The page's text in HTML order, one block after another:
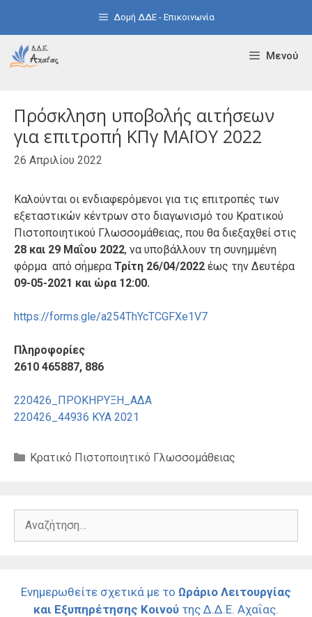
Δομή ΔΔΕ - Επικοινωνία
Μενού
Πρόσκληση υποβολής αιτήσεων
για επιτροπή ΚΠγ ΜΑΪΟΥ 2022
26 Απριλίου 2022
Καλούνται οι ενδιαφερόμενοι για τις επιτροπές των
εξεταστικών κέντρων στο διαγωνισμό του Κρατικού
Πιστοποιητικού Γλωσσομάθειας, που θα διεξαχθεί στις
28 και 29 Μαΐου 2022, να υποβάλλουν τη συνημμένη
φόρμα από σήμερα Τρίτη 26/04/2022 έως την Δευτέρα
09-05-2021 και ώρα 12:00.
https://forms.gle/a254ThYcTCGFXe1V7
Πληροφορίες
2610 465887, 886
220426_ΠΡΟΚΗΡΥΞΗ_ΑΔΑ
220426_44936 ΚΥΑ 2021
Κατηγορίες
Κρατικό Πιστοποιητικό Γλωσσομάθειας
Αναζήτηση
Ενημερωθείτε σχετικά με το Ωράριο Λειτουργίας
και Εξυπηρέτησης Κοινού της Δ.Δ.Ε. Αχαΐας.